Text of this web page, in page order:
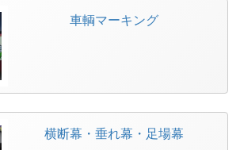
車輌マーキング
横断幕・垂れ幕・足場幕